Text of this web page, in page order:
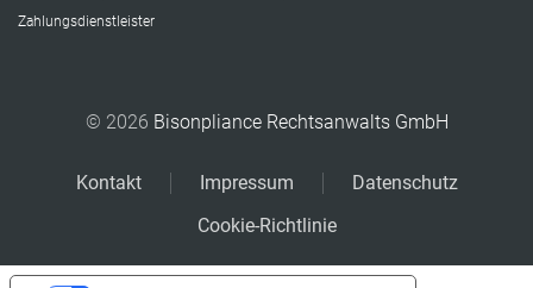
Zahlungsdienstleister
© 2026 Bisonpliance Rechtsanwalts GmbH
Kontakt Impressum
Datenschutz
Cookie-Richtlinie